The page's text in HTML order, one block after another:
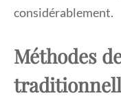
considérablement.
Méthodes